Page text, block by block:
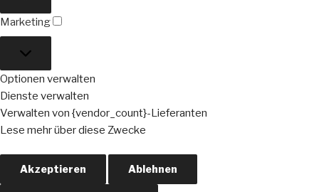
Marketing
Optionen verwalten
Dienste verwalten
Verwalten von {vendor_count}-Lieferanten
Lese mehr über diese Zwecke
Akzeptieren Ablehnen